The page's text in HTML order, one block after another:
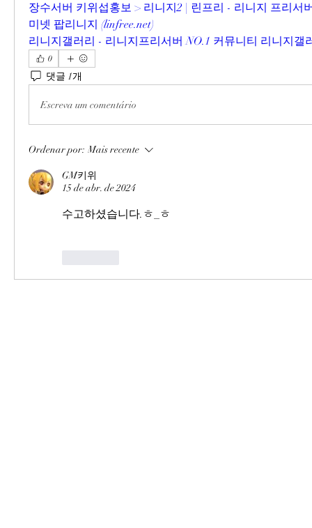
장수서버 키위섭홍보 > 리니지2 | 린프리 - 리니지 프리서
미넷 팝리니지 (linfree.net)
리니지갤러리 - 리니지프리서버 NO.1 커뮤니티 리니지갤
0
댓글 1개
Escreva um comentário
Ordenar por: Mais recente
GM키위
15 de abr. de 2024
수고하셨습니다.ㅎ_ㅎ